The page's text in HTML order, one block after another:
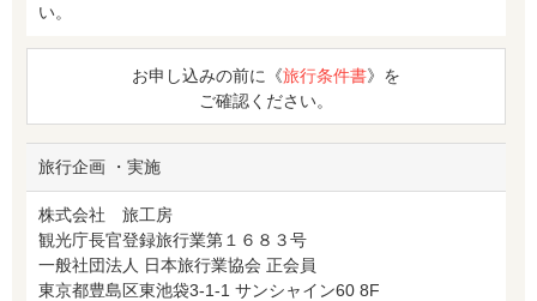
い。
お申し込みの前に《旅行条件書》を
ご確認ください。
旅行企画 ・実施
株式会社 旅工房
観光庁長官登録旅行業第１６８３号
一般社団法人 日本旅行業協会 正会員
東京都豊島区東池袋3-1-1 サンシャイン60 8F